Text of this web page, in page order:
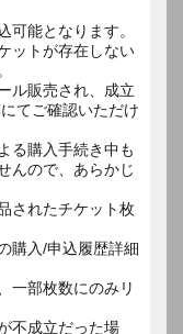
能となります。
ットが存在しない
ル販売され、成立
てご確認いただけ
る購入手続き中も
んので、あらかじ
されたチケット枚
購入/申込履歴詳細
一部枚数にのみリ
不成立だった場